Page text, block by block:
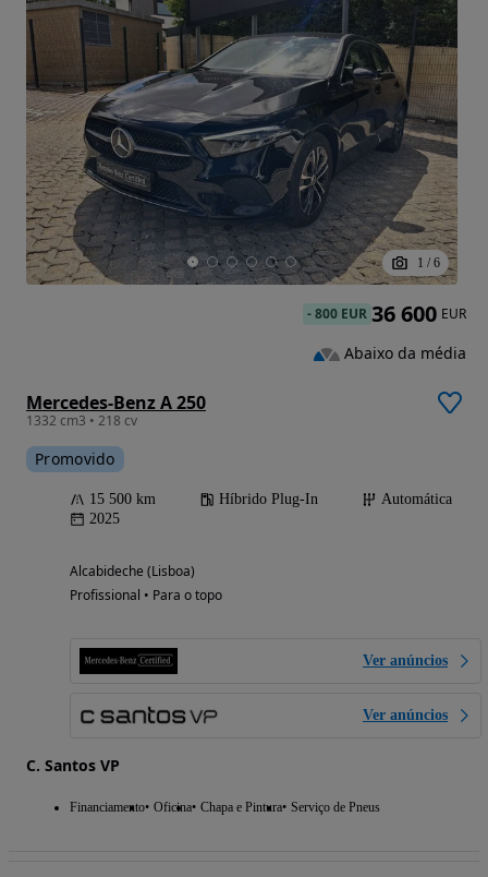
1 / 6
Mercedes-Benz A 250
1332 cm3 • 218 cv
Promovido
15 500 km Híbrido Plug-In
Automática
2025
Alcabideche (Lisboa)
Profissional • Para o topo
Ver anúncios
Ver anúncios
C. Santos VP
Financiamento Oficina Chapa e Pintura Serviço de Pneus
-800 EUR 36 600 EUR
Abaixo da média